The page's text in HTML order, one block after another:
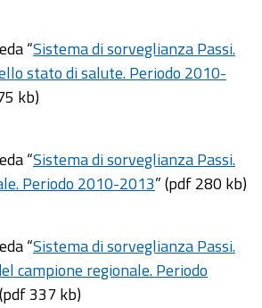
“Sistema di sorveglianza Passi.
stato di salute. Periodo 2010-
kb)
“Sistema di sorveglianza Passi.
Periodo 2010-2013” (pdf 280 kb)
“Sistema di sorveglianza Passi.
campione regionale. Periodo
337 kb)